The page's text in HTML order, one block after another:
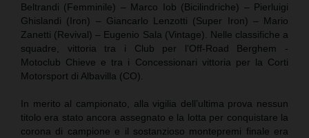
Beltrandi (Femminile) – Marco Iob (Bicilindriche) – Pierluigi
Ghislandi (Iron) – Giancarlo Lenzotti (Super Iron) – Mario
Zanetti (Revival) – Eugenio Sala (Vintage). Nelle classifiche a
squadre, vittoria tra i Club per l’Off-Road Berghem -
Motoclub Chieve e tra i Concessionari vittoria per la Corti
Motorsport di Albavilla (CO).
In merito al campionato, alla vigilia dell’ultima prova nessun
titolo era stato ancora assegnato e la lotta per conquistare la
corona di campione e il sostanzioso montepremi finale era